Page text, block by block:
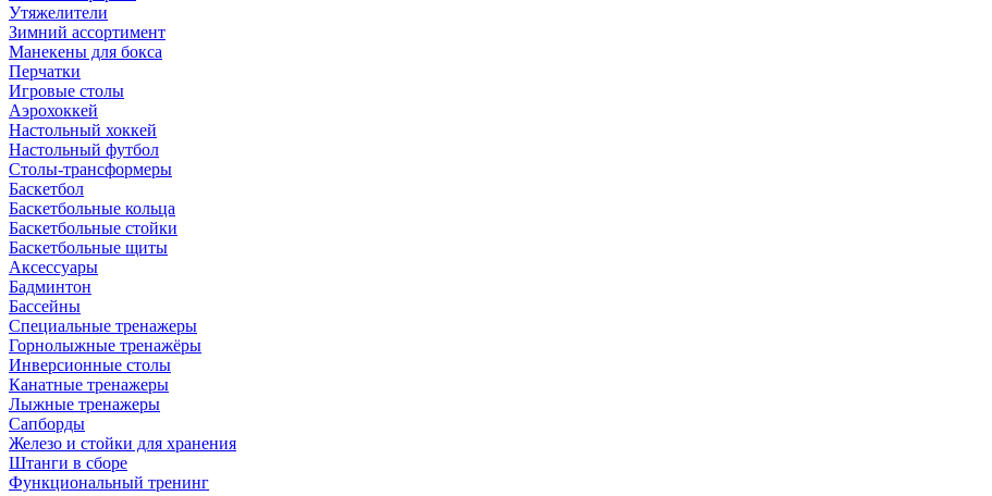
Утяжелители
Зимний ассортимент
Манекены для бокса
Перчатки
Игровые столы
Аэрохоккей
Настольный хоккей
Настольный футбол
Столы-трансформеры
Баскетбол
Баскетбольные кольца
Баскетбольные стойки
Баскетбольные щиты
Аксессуары
Бадминтон
Бассейны
Специальные тренажеры
Горнолыжные тренажёры
Инверсионные столы
Канатные тренажеры
Лыжные тренажеры
Сапборды
Железо и стойки для хранения
Штанги в сборе
Функциональный тренинг